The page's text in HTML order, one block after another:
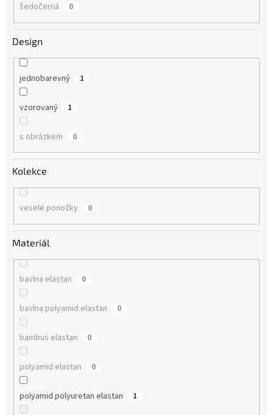
šedočerná 0
Design
jednobarevný 1
vzorovaný 1
s obrázkem 0
Kolekce
veselé ponožky 0
Materiál
bavlna elastan 0
bavlna polyamid elastan 0
bambus elastan 0
polyamid elastan 0
polyamid polyuretan elastan 1